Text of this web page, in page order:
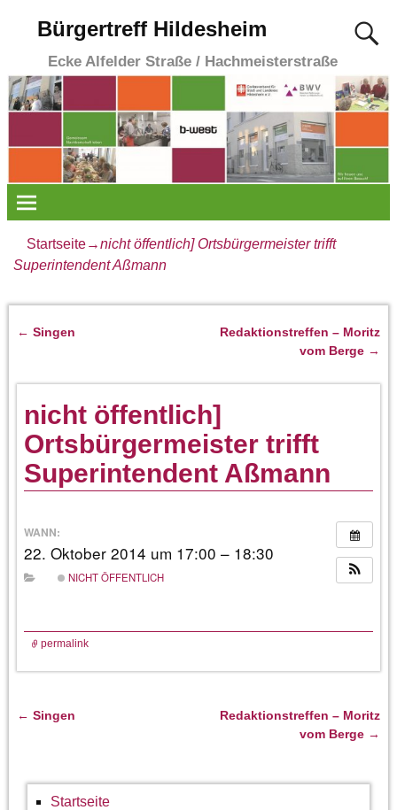
Bürgertreff Hildesheim
Ecke Alfelder Straße / Hachmeisterstraße
Startseite→nicht öffentlich] Ortsbürgermeister trifft
Superintendent Aßmann
← Singen
Redaktionstreffen – Moritz
vom Berge →
nicht öffentlich]
Ortsbürgermeister trifft
Superintendent Aßmann
WANN:
22. Oktober 2014 um 17:00 – 18:30
NICHT ÖFFENTLICH
permalink
← Singen
Redaktionstreffen – Moritz
vom Berge →
Startseite